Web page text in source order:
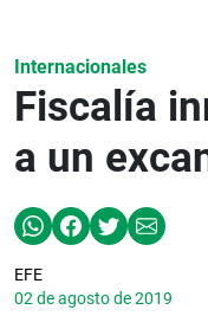
Internacionales
Fiscalía
a un
EFE
02 de agosto de 2019